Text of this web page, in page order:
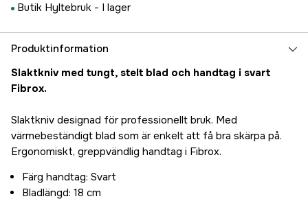
Butik Hyltebruk - I lager
Produktinformation
Slaktkniv med tungt, stelt blad och handtag i svart
Fibrox.
Slaktkniv designad för professionellt bruk. Med
värmebeständigt blad som är enkelt att få bra skärpa på.
Ergonomiskt, greppvändlig handtag i Fibrox.
Färg handtag: Svart
Bladlängd: 18 cm